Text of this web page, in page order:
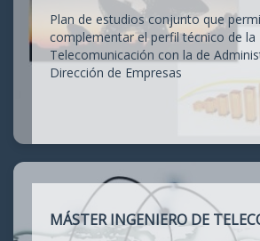
Plan de estudios conjunto que
complementar el perfil técnico de la
Telecomunicación con la de
Dirección de Empresas
MÁSTER INGENIERO DE